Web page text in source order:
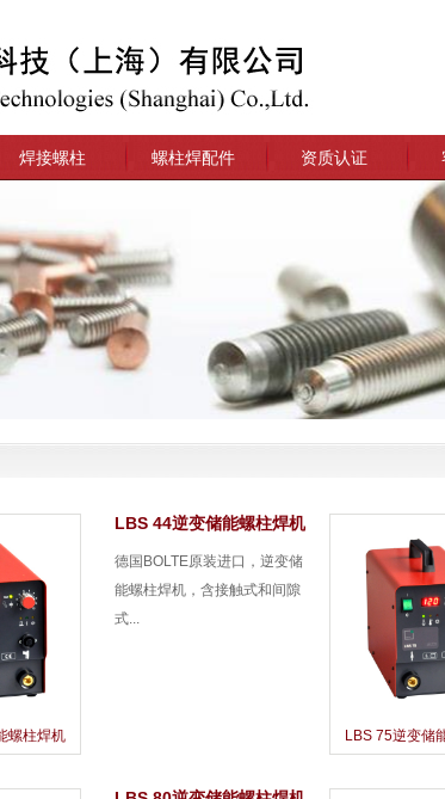
焊接螺柱 螺柱焊配件 资质认证
螺柱焊机
LBS 44逆变储能螺柱焊机
德国BOLTE原装进口，逆变储
能螺柱焊机，含接触式和间隙
式...
LBS 75逆变储